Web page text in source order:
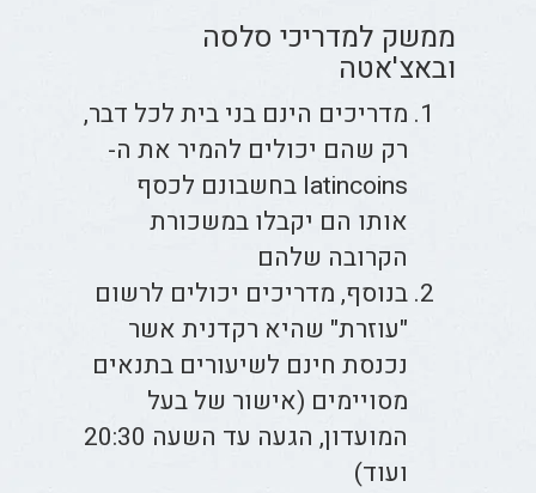
ממשק למדריכי סלסה
ובאצ'אטה
מדריכים הינם בני בית לכל דבר,
רק שהם יכולים להמיר את ה-
latincoins בחשבונם לכסף
אותו הם יקבלו במשכורת
הקרובה שלהם
בנוסף, מדריכים יכולים לרשום
"עוזרת" שהיא רקדנית אשר
נכנסת חינם לשיעורים בתנאים
מסויימים (אישור של בעל
המועדון, הגעה עד השעה 20:30
ועוד)